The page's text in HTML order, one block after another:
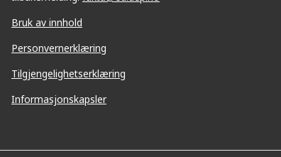
Bruk av innhold
Personvernerklæring
Tilgjengelighetserklæring
Informasjonskapsler